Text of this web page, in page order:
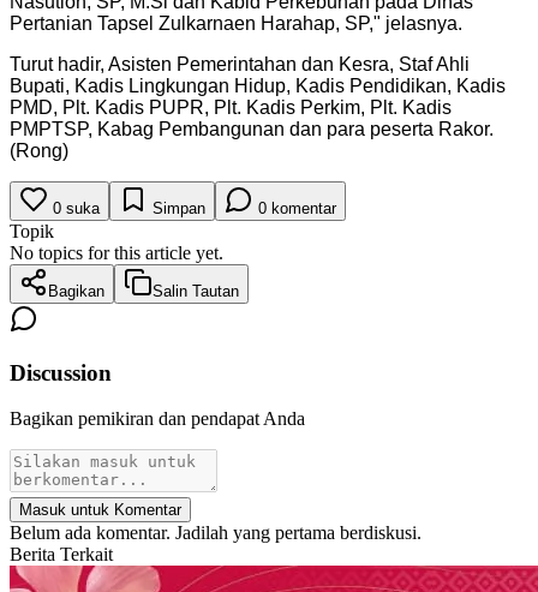
Pertanian Tapsel Zulkarnaen Harahap, SP," jelasnya.
Turut hadir, Asisten Pemerintahan dan Kesra, Staf Ahli
Bupati, Kadis Lingkungan Hidup, Kadis Pendidikan, Kadis
PMD, Plt. Kadis PUPR, Plt. Kadis Perkim, Plt. Kadis
PMPTSP, Kabag Pembangunan dan para peserta Rakor.
(Rong)
0 suka Simpan 0 komentar
Topik
No topics for this article yet.
Bagikan Salin Tautan
Discussion
Bagikan pemikiran dan pendapat Anda
Masuk untuk Komentar
Belum ada komentar. Jadilah yang pertama berdiskusi.
Berita Terkait